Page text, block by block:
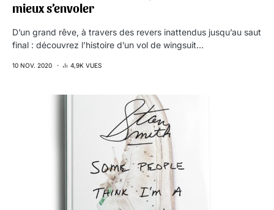
mieux s’envoler
D’un grand rêve, à travers des revers inattendus jusqu’au saut
final : découvrez l’histoire d’un vol de wingsuit…
10 NOV. 2020 4,9K VUES